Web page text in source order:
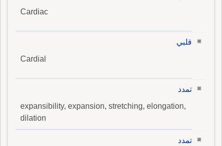
Cardiac
قلبي
Cardial
تمدد
expansibility, expansion, stretching, elongation,
dilation
تمدد